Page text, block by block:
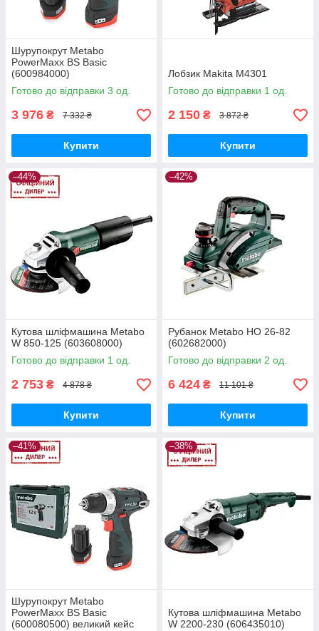
Шурупокрут Metabo
PowerMaxx BS Basic
(600984000)
Готово до відправки 3 од.
3 976 ₴ 7 332 ₴
Купити
Лобзик Makita M4301
Готово до відправки 1 од.
2 150 ₴ 3 872 ₴
Купити
–44%
Кутова шліфмашина Metabo
W 850-125 (603608000)
Готово до відправки 1 од.
2 753 ₴ 4 878 ₴
Купити
–42%
Рубанок Metabo HO 26-82
(602682000)
Готово до відправки 2 од.
6 424 ₴ 11 101 ₴
Купити
–41%
Шурупокрут Metabo
PowerMaxx BS Basic
(600080500) великий кейс
–38%
Кутова шліфмашина Metabo
W 2200-230 (606435010)